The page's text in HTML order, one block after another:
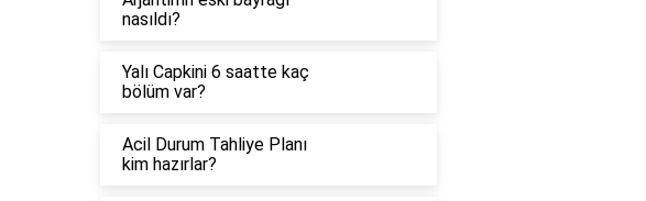
nasıldı?
Yalı Capkini 6 saatte kaç
bölüm var?
Acil Durum Tahliye Planı
kim hazırlar?